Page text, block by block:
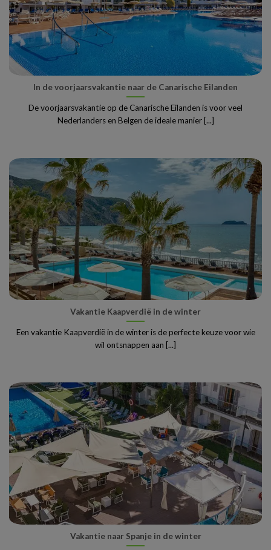
In de voorjaarsvakantie naar de Canarische Eilanden
De voorjaarsvakantie op de Canarische Eilanden is voor veel
Nederlanders en Belgen de ideale manier [...]
Vakantie Kaapverdië in de winter
Een vakantie Kaapverdië in de winter is de perfecte keuze voor wie
wil ontsnappen aan [...]
Vakantie naar Spanje in de winter